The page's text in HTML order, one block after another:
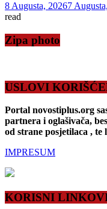
8 Augusta, 20267
read
Zipa photo
USLOVI
Portal novostiplus.org
partnera i oglašivača,
od strane posjetilaca ,
IMPRESUM
KORISNI